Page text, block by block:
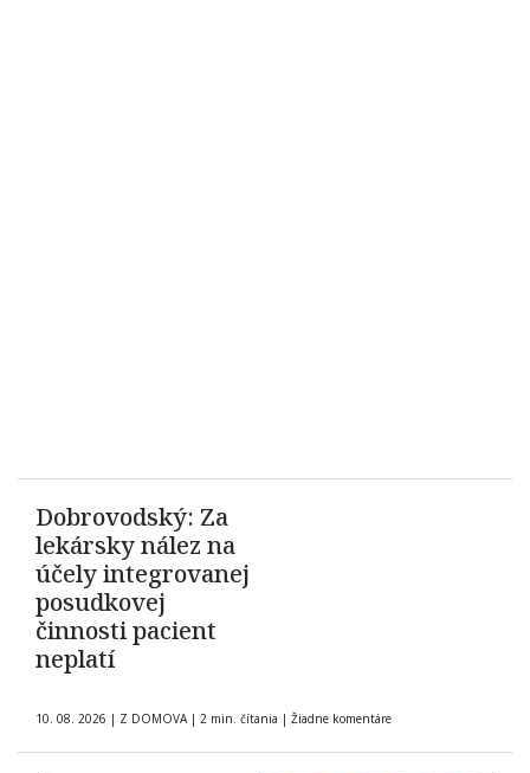
Dobrovodský: Za
lekársky nález na
účely integrovanej
posudkovej
činnosti pacient
neplatí
10. 08. 2026 | Z DOMOVA | 2 min. čítania | Žiadne komentáre